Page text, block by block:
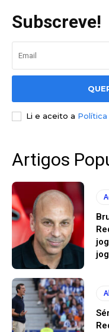
Subscreve!
Li e aceito a
Artigos